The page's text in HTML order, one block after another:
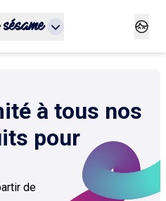
à tous nos
pour
de